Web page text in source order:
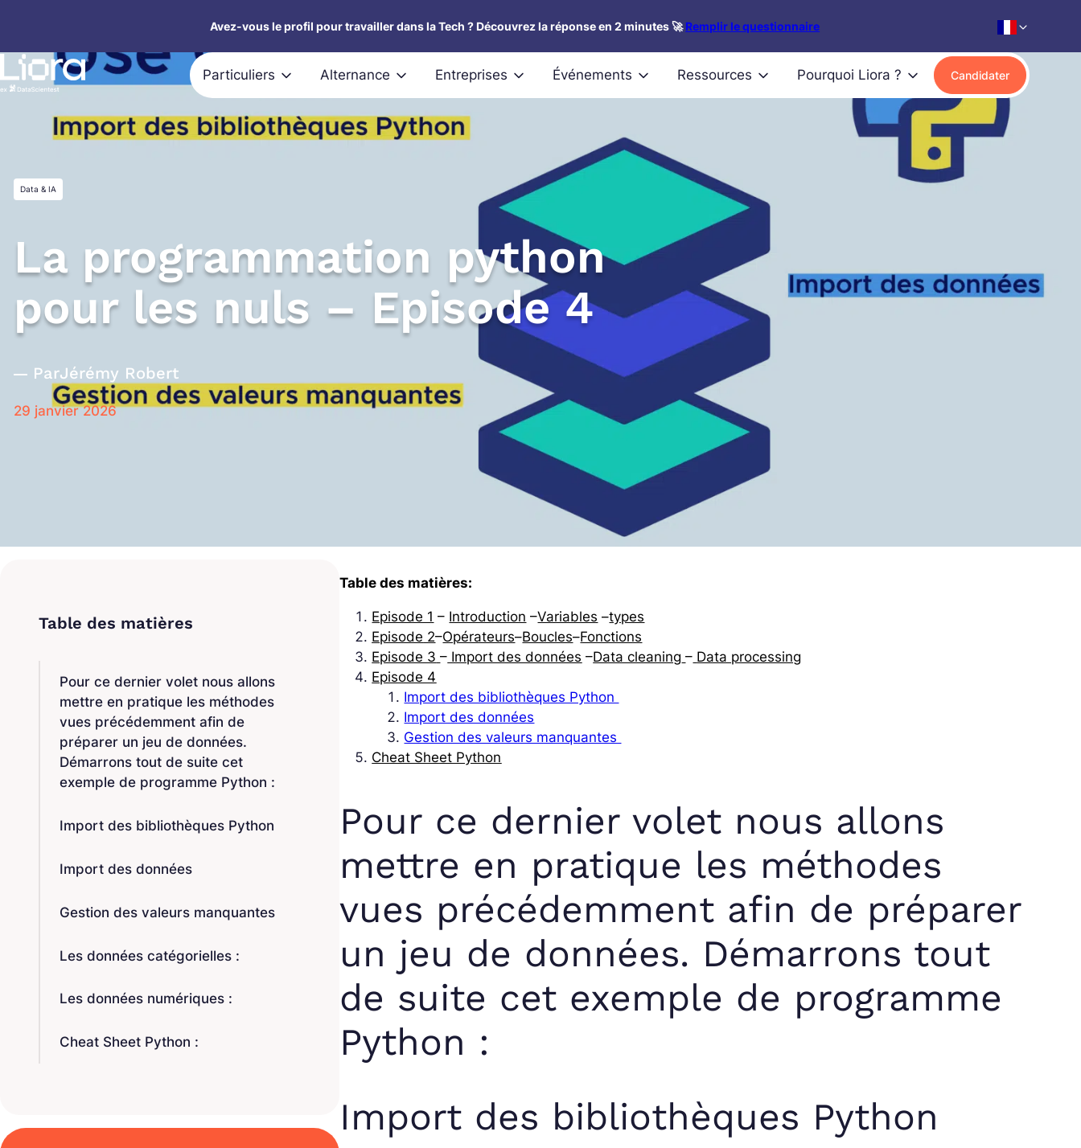
contenu
Avez-vous le profil pour travailler dans la Tech ? Découvrez la réponse en 2 minutes 🚀Remplir le questionnaire
Particuliers Alternance Entreprises Événements Ressources Pourquoi Liora ? Candidater
Data & IA
La programmation python
pour les nuls – Episode 4
ParJérémy Robert
29 janvier 2026
Pour ce dernier volet nous allons
mettre en pratique les méthodes
vues précédemment afin de
préparer un jeu de données.
Démarrons tout de suite cet
exemple de programme Python :
Import des bibliothèques Python
Import des données
Gestion des valeurs manquantes
Les données catégorielles :
Les données numériques :
Cheat Sheet Python :
Table des matières:
Episode 1 – Introduction –Variables –types
Episode 2–Opérateurs–Boucles–Fonctions
Episode 3 – Import des données –Data cleaning – Data processing
Episode 4
Import des bibliothèques Python ​
Import des données
Gestion des valeurs manquantes
Cheat Sheet Python
Pour ce dernier volet nous allons
mettre en pratique les méthodes
vues précédemment afin de préparer
un jeu de données. Démarrons tout
de suite cet exemple de programme
Python :
Import des bibliothèques Python